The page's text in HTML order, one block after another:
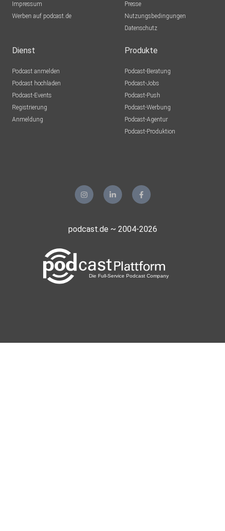
Impressum
Werben auf podcast.de
Presse
Nutzungsbedingungen
Datenschutz
Dienst
Podcast anmelden
Podcast hochladen
Podcast-Events
Registrierung
Anmeldung
Produkte
Podcast-Beratung
Podcast-Jobs
Podcast-Push
Podcast-Werbung
Podcast-Agentur
Podcast-Produktion
podcast.de ~ 2004-2026